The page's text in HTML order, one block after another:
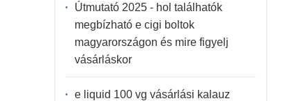
Útmutató 2025 - hol találhatók
megbízható e cigi boltok
magyarországon és mire figyelj
vásárláskor
e liquid 100 vg vásárlási kalauz